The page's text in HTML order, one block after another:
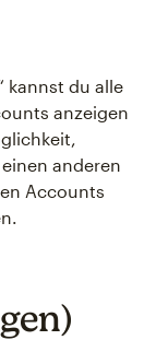
kannst du alle
anzeigen
anderen
Accounts